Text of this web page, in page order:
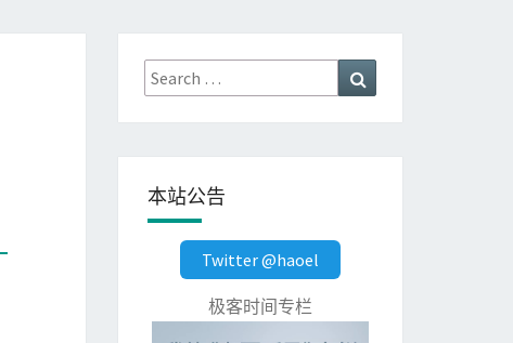
Search
for:
本站公告
Twitter @haoel
极客时间专栏